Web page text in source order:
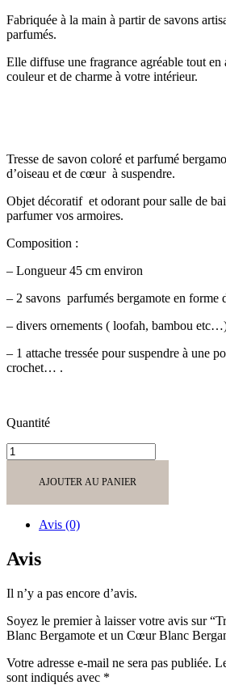
Fabriquée à la main à partir de savons
parfumés.
Elle diffuse une fragrance agréable tout en
couleur et de charme à votre intérieur.
Tresse de savon coloré et parfumé
d’oiseau et de cœur à suspendre.
Objet décoratif et odorant pour salle de
parfumer vos armoires.
Composition :
– Longueur 45 cm environ
– 2 savons parfumés bergamote en forme
– divers ornements ( loofah, bambou
– 1 attache tressée pour suspendre à une
crochet… .
Quantité
quantité
de
Savon
Oiseau
Bergamote
et
Cœur
Bergamote
AJOUTER AU PANIER
Avis (0)
Avis
Il n’y a pas encore d’avis.
Soyez le premier à laisser votre avis sur
Blanc Bergamote et un Cœur Blanc
Votre adresse e-mail ne sera pas publiée.
sont indiqués avec *